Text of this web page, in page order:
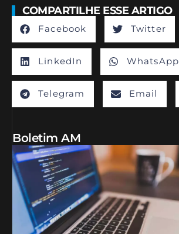
COMPARTILHE ESSE ARTIGO
Facebook Twitter
LinkedIn WhatsApp
Telegram Email
Boletim AM